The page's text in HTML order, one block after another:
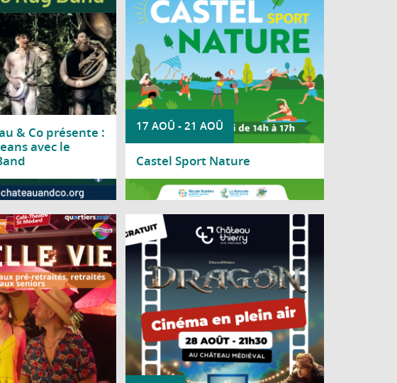
& Co présente :
avec le
17 AOÛ -21 AOÛ
Castel Sport Nature
Lire la suite
Nicole Bastien vous invite
Belle Vie », un spectacle
Acaly, spécialement
pré-retraités, retraités et
seniors.
Le château médiéval se transforme en
salle de cinéma à ciel ouvert le temps
d'une soirée estivale, le vendredi 28 août
à 21h30, au château médiéval